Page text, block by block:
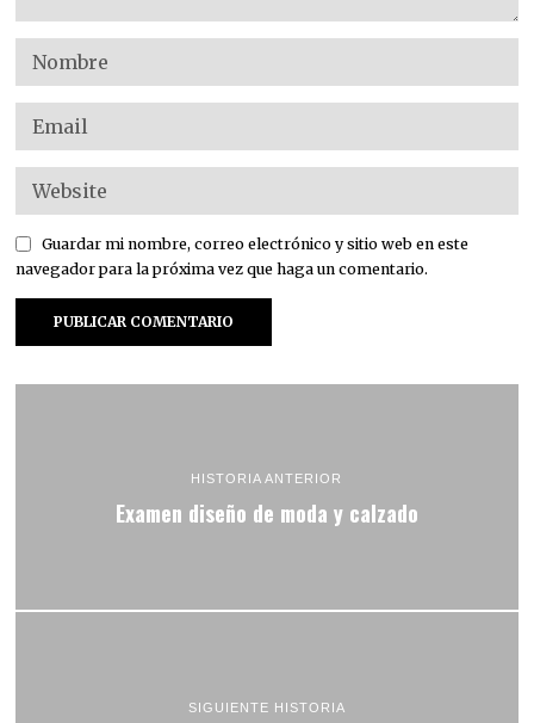
Guardar mi nombre, correo electrónico y sitio web en este
navegador para la próxima vez que haga un comentario.
HISTORIA ANTERIOR
Examen diseño de moda y calzado
SIGUIENTE HISTORIA